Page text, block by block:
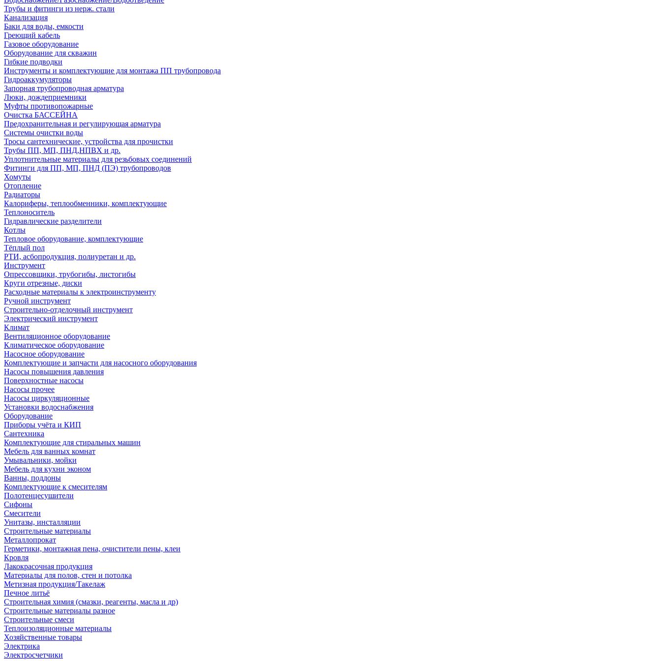
Трубы и фитинги из нерж. стали
Канализация
Баки для воды, емкости
Греющий кабель
Газовое оборудование
Оборудование для скважин
Гибкие подводки
Инструменты и комплектующие для монтажа ПП трубопровода
Гидроаккумуляторы
Запорная трубопроводная арматура
Люки, дождеприемники
Муфты противопожарные
Очистка БАССЕЙНА
Предохранительная и регулирующая арматура
Системы очистки воды
Тросы сантехнические, устройства для прочистки
Трубы ПП, МП, ПНД,НПВХ и др.
Уплотнительные материалы для резьбовых соединений
Фитинги для ПП, МП, ПНД (ПЭ) трубопроводов
Хомуты
Отопление
Радиаторы
Калориферы, теплообменники, комплектующие
Теплоноситель
Гидравлические разделители
Котлы
Тепловое оборудование, комплектующие
Тёплый пол
РТИ, асбопродукция, полиуретан и др.
Инструмент
Опрессовщики, трубогибы, листогибы
Круги отрезные, диски
Расходные материалы к электроинструменту
Ручной инструмент
Строительно-отделочный инструмент
Электрический инструмент
Климат
Вентиляционное оборудование
Климатическое оборудование
Насосное оборудование
Комплектующие и запчасти для насосного оборудования
Насосы повышения давления
Поверхностные насосы
Насосы прочее
Насосы циркуляционные
Установки водоснабжения
Оборудование
Приборы учёта и КИП
Сантехника
Комплектующие для стиральных машин
Мебель для ванных комнат
Умывальники, мойки
Мебель для кухни эконом
Ванны, поддоны
Комплектующие к смесителям
Полотенцесушители
Сифоны
Смесители
Унитазы, инсталляции
Строительные материалы
Металлопрокат
Герметики, монтажная пена, очистители пены, клеи
Кровля
Лакокрасочная продукция
Материалы для полов, стен и потолка
Метизная продукция/Такелаж
Печное литьё
Строительная химия (смазки, реагенты, масла и др)
Строительные материалы разное
Строительные смеси
Теплоизоляционные материалы
Хозяйственные товары
Электрика
Электросчетчики